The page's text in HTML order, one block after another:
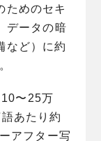
ためのセキ
データの暗
など）に約
〜25万
あたり約
アフター写